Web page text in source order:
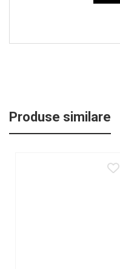
Produse similare